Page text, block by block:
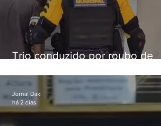
Trio conduzido por roubo de
passagens
Jornal Daki
há 2 dias